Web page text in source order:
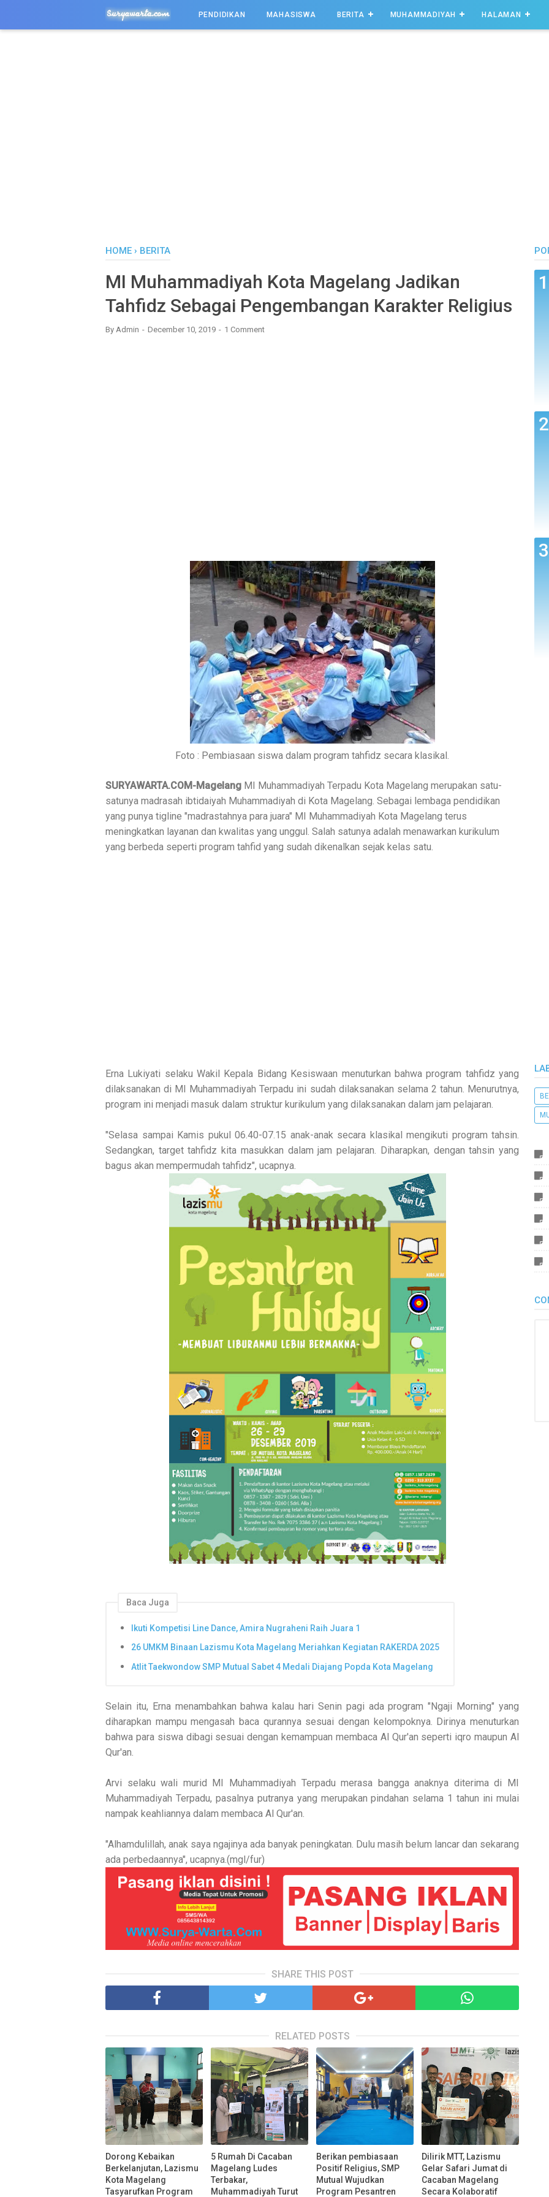
PENDIDIKAN MAHASISWA BERITA MUHAMMADIYAH HALAMAN
HOME › BERITA
MI Muhammadiyah Kota Magelang Jadikan
Tahfidz Sebagai Pengembangan Karakter Religius
By Admin December 10, 2019 1 Comment
Foto : Pembiasaan siswa dalam program tahfidz secara klasikal.
SURYAWARTA.COM-Magelang MI Muhammadiyah Terpadu Kota Magelang merupakan satu-
satunya madrasah ibtidaiyah Muhammadiyah di Kota Magelang. Sebagai lembaga pendidikan
yang punya tigline "madrastahnya para juara" MI Muhammadiyah Kota Magelang terus
meningkatkan layanan dan kwalitas yang unggul. Salah satunya adalah menawarkan kurikulum
yang berbeda seperti program tahfid yang sudah dikenalkan sejak kelas satu.
Erna Lukiyati selaku Wakil Kepala Bidang Kesiswaan menuturkan bahwa program tahfidz yang
dilaksanakan di MI Muhammadiyah Terpadu ini sudah dilaksanakan selama 2 tahun. Menurutnya,
program ini menjadi masuk dalam struktur kurikulum yang dilaksanakan dalam jam pelajaran.
"Selasa sampai Kamis pukul 06.40-07.15 anak-anak secara klasikal mengikuti program tahsin.
Sedangkan, target tahfidz kita masukkan dalam jam pelajaran. Diharapkan, dengan tahsin yang
bagus akan mempermudah tahfidz", ucapnya.
Baca Juga
Ikuti Kompetisi Line Dance, Amira Nugraheni Raih Juara 1
26 UMKM Binaan Lazismu Kota Magelang Meriahkan Kegiatan RAKERDA 2025
Atlit Taekwondow SMP Mutual Sabet 4 Medali Diajang Popda Kota Magelang
Selain itu, Erna menambahkan bahwa kalau hari Senin pagi ada program "Ngaji Morning" yang
diharapkan mampu mengasah baca qurannya sesuai dengan kelompoknya. Dirinya menuturkan
bahwa para siswa dibagi sesuai dengan kemampuan membaca Al Qur'an seperti iqro maupun Al
Qur'an.
Arvi selaku wali murid MI Muhammadiyah Terpadu merasa bangga anaknya diterima di MI
Muhammadiyah Terpadu, pasalnya putranya yang merupakan pindahan selama 1 tahun ini mulai
nampak keahliannya dalam membaca Al Qur'an.
"Alhamdulillah, anak saya ngajinya ada banyak peningkatan. Dulu masih belum lancar dan sekarang
ada perbedaannya", ucapnya.(mgl/fur)
SHARE THIS POST
RELATED POSTS
Dorong Kebaikan
Berkelanjutan, Lazismu
Kota Magelang
Tasyarufkan Program
5 Rumah Di Cacaban
Magelang Ludes
Terbakar,
Muhammadiyah Turut
Berikan pembiasaan
Positif Religius, SMP
Mutual Wujudkan
Program Pesantren
Dilirik MTT, Lazismu
Gelar Safari Jumat di
Cacaban Magelang
Secara Kolaboratif